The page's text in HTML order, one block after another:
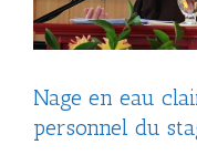
Nage en eau
personnel du